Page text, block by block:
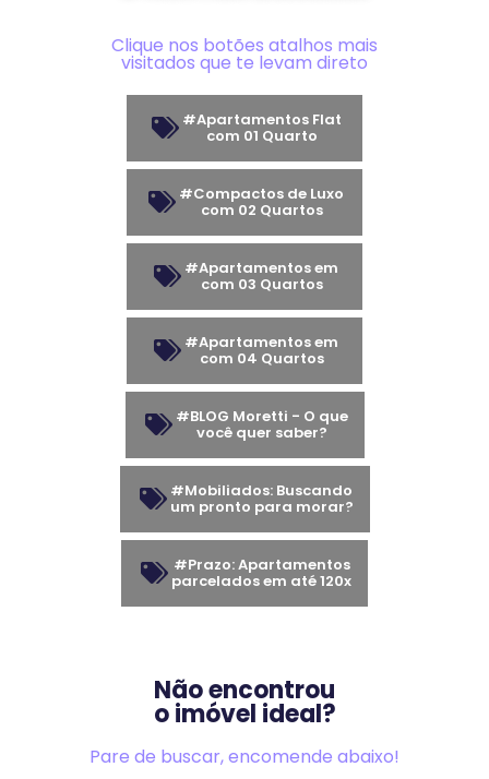
Clique nos botões atalhos mais
visitados que te levam direto
#Apartamentos Flat
com 01 Quarto
#Compactos de Luxo
com 02 Quartos
#Apartamentos em
com 03 Quartos
#Apartamentos em
com 04 Quartos
#BLOG Moretti - O que
você quer saber?
#Mobiliados: Buscando
um pronto para morar?
#Prazo: Apartamentos
parcelados em até 120x
Não encontrou
o imóvel ideal?
Pare de buscar, encomende abaixo!